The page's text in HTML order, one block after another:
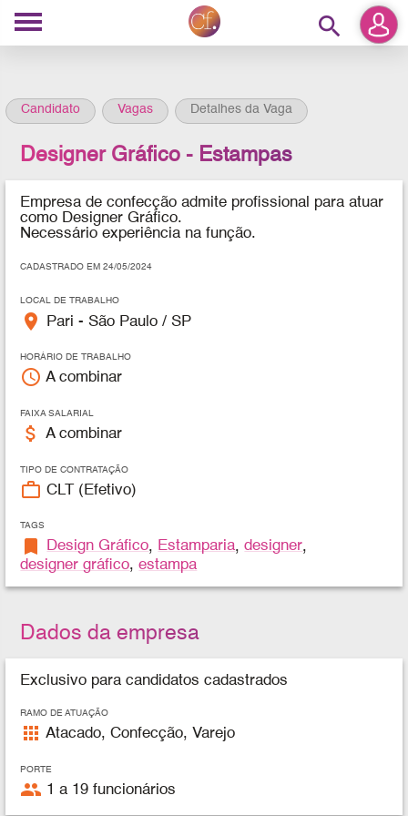
search
Candidato Vagas Detalhes da Vaga
Designer Gráfico - Estampas
Empresa de confecção admite profissional para atuar
como Designer Gráfico.
Necessário experiência na função.
CADASTRADO EM 24/05/2024
LOCAL DE TRABALHO
place Pari - São Paulo / SP
HORÁRIO DE TRABALHO
access_time A combinar
FAIXA SALARIAL
attach_money A combinar
TIPO DE CONTRATAÇÃO
work_outline CLT (Efetivo)
TAGS
bookmark Design Gráfico, Estamparia,designer,
designer gráfico,estampa
Dados da empresa
Exclusivo para candidatos cadastrados
RAMO DE ATUAÇÃO
apps Atacado, Confecção, Varejo
PORTE
people 1 a 19 funcionários